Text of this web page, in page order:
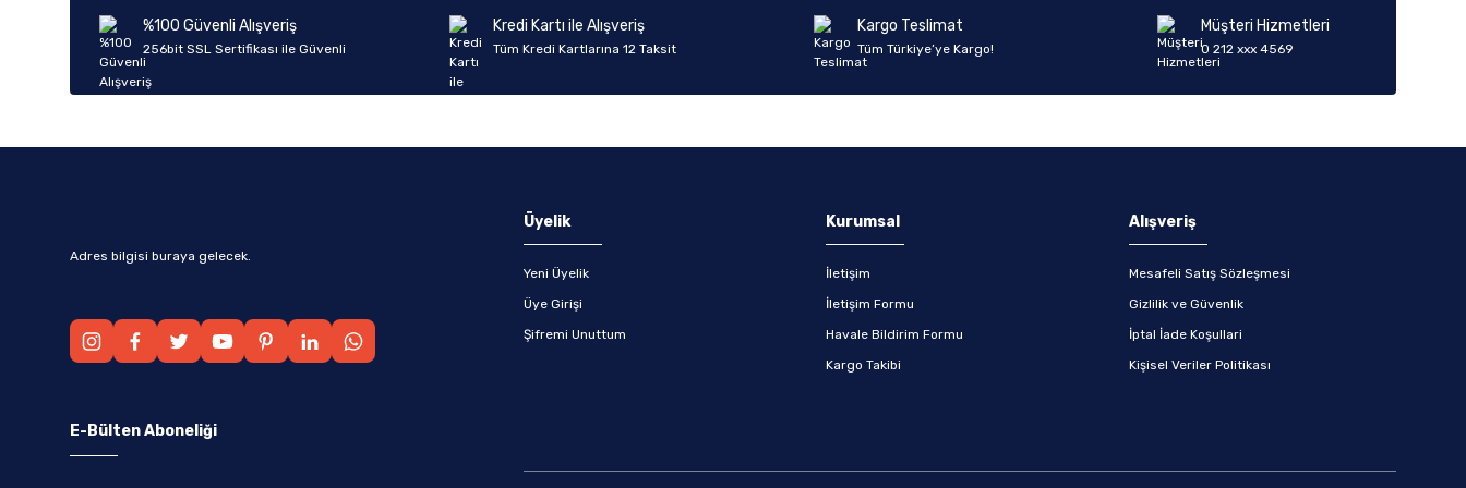
Ürün fiyatı diğer sitelerden daha pahalı.
Bu ürüne benzer farklı alternatifler olmalı.
%100 Güvenli Alışveriş
256bit SSL Sertifikası ile Güvenli
Kredi Kartı ile Alışveriş
Tüm Kredi Kartlarına 12 Taksit
Kargo Teslimat
Tüm Türkiye’ye Kargo!
Müşteri Hizmetleri
0 212 xxx 4569
Adres bilgisi buraya gelecek.
Üyelik
Yeni Üyelik
Üye Girişi
Şifremi Unuttum
Kurumsal
İletişim
İletişim Formu
Havale Bildirim Formu
Kargo Takibi
Alışveriş
Mesafeli Satış Sözleşmesi
Gizlilik ve Güvenlik
İptal İade Koşullari
Kişisel Veriler Politikası
E-Bülten Aboneliği